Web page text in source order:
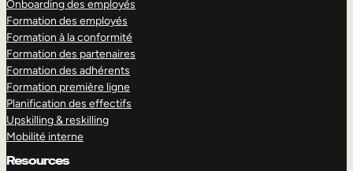
Onboarding des employés
Formation des employés
Formation à la conformité
Formation des partenaires
Formation des adhérents
Formation première ligne
Planification des effectifs
Upskilling & reskilling
Mobilité interne
Resources